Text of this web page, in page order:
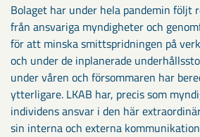
Bolaget har under hela pandemin följt
från ansvariga myndigheter och
för att minska smittspridningen på
och under de inplanerade
under våren och försommaren har
ytterligare. LKAB har, precis som
individens ansvar i den här
sin interna och externa